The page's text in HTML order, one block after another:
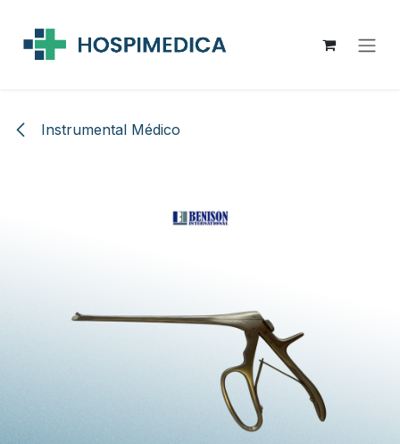
Instrumental Médico